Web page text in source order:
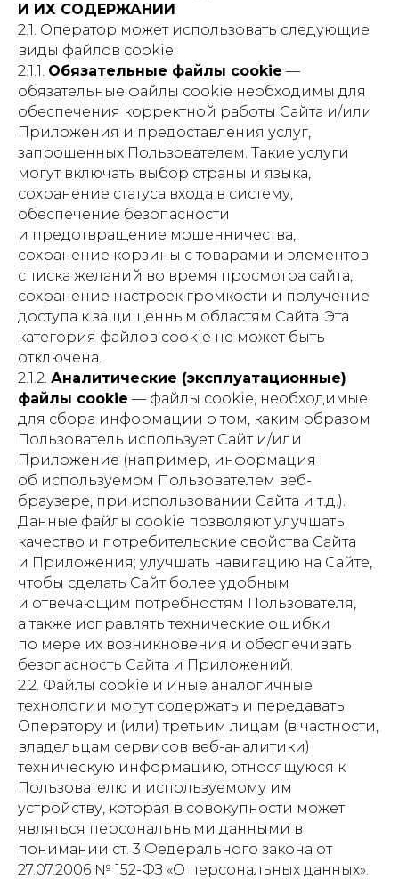
И ИХ СОДЕРЖАНИИ
2.1. Оператор может использовать следующие
виды файлов cookie:
2.1.1. Обязательные файлы cookie —
обязательные файлы cookie необходимы для
обеспечения корректной работы Сайта и/или
Приложения и предоставления услуг,
запрошенных Пользователем. Такие услуги
могут включать выбор страны и языка,
сохранение статуса входа в систему,
обеспечение безопасности
и предотвращение мошенничества,
сохранение корзины с товарами и элементов
списка желаний во время просмотра сайта,
сохранение настроек громкости и получение
доступа к защищенным областям Сайта. Эта
категория файлов cookie не может быть
отключена.
2.1.2. Аналитические (эксплуатационные)
файлы cookie — файлы cookie, необходимые
для сбора информации о том, каким образом
Пользователь использует Сайт и/или
Приложение (например, информация
об используемом Пользователем веб-
браузере, при использовании Сайта и т.д.).
Данные файлы cookie позволяют улучшать
качество и потребительские свойства Сайта
и Приложения; улучшать навигацию на Сайте,
чтобы сделать Сайт более удобным
и отвечающим потребностям Пользователя,
а также исправлять технические ошибки
по мере их возникновения и обеспечивать
безопасность Сайта и Приложений.
2.2. Файлы cookie и иные аналогичные
технологии могут содержать и передавать
Оператору и (или) третьим лицам (в частности,
владельцам сервисов веб-аналитики)
техническую информацию, относящуюся к
Пользователю и используемому им
устройству, которая в совокупности может
являться персональными данными в
понимании ст. 3 Федерального закона от
27.07.2006 № 152-ФЗ «О персональных данных».